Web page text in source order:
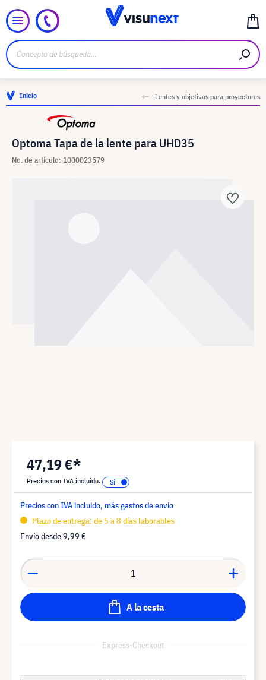
Inicio Lentes y objetivos para proyectores
Optoma Tapa de la lente para UHD35
No. de artículo: 1000023579
47,19 €*
Precios con IVA incluido.
Precios con IVA incluido, más gastos de envío
Plazo de entrega: de 5 a 8 días laborables
Envío desde9,99 €
A la cesta
Express-Checkout